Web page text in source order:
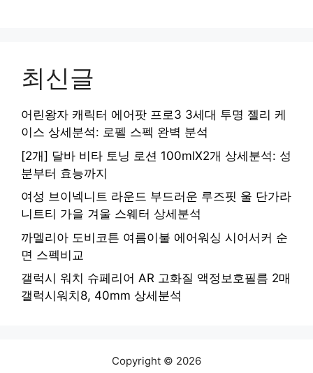
최신글
어린왕자 캐릭터 에어팟 프로3 3세대 투명 젤리 케
이스 상세분석: 로펠 스펙 완벽 분석
[2개] 달바 비타 토닝 로션 100mlX2개 상세분석: 성
분부터 효능까지
여성 브이넥니트 라운드 부드러운 루즈핏 울 단가라
니트티 가을 겨울 스웨터 상세분석
까멜리아 도비코튼 여름이불 에어워싱 시어서커 순
면 스펙비교
갤럭시 워치 슈페리어 AR 고화질 액정보호필름 2매
갤럭시워치8, 40mm 상세분석
Copyright © 2026